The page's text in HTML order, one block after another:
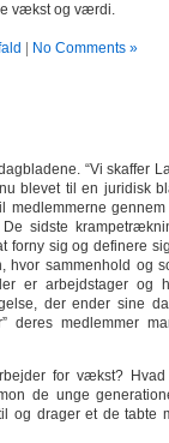
vækst og værdi.
| No Comments »
“Vi skaffer
blevet til en juridisk
medlemmerne
sidste
sig og definere
hvor sammenhold og
er arbejdstager og
der ender sine
deres medlemmer
for vækst?
de unge
og drager et de tabte